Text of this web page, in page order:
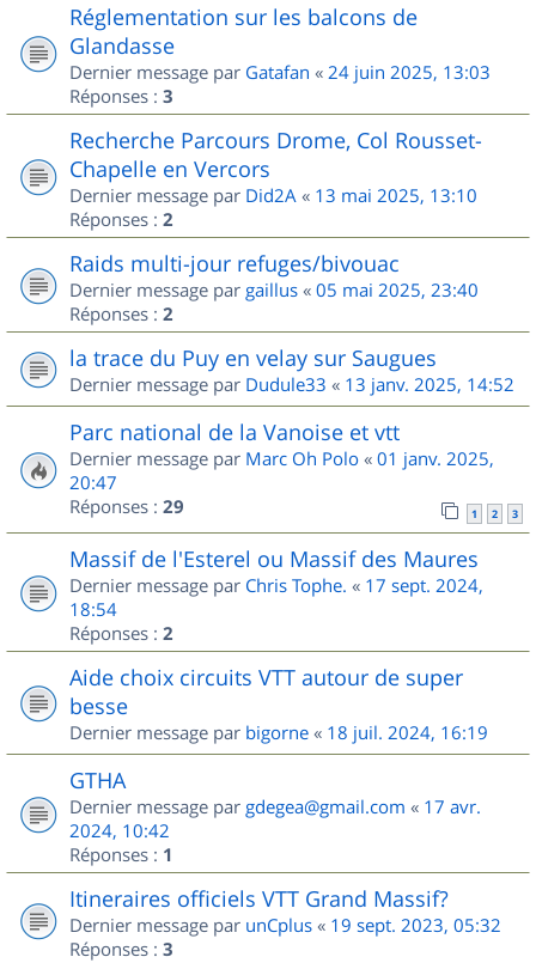
Réglementation sur les balcons de
Glandasse
Dernier message par Gatafan « 24 juin 2025, 13:03
Réponses : 3
Recherche Parcours Drome, Col Rousset-
Chapelle en Vercors
Dernier message par Did2A « 13 mai 2025, 13:10
Réponses : 2
Raids multi-jour refuges/bivouac
Dernier message par gaillus « 05 mai 2025, 23:40
Réponses : 2
la trace du Puy en velay sur Saugues
Dernier message par Dudule33 « 13 janv. 2025, 14:52
Parc national de la Vanoise et vtt
Dernier message par Marc Oh Polo « 01 janv. 2025,
20:47
Réponses : 29 1 2 3
Massif de l'Esterel ou Massif des Maures
Dernier message par Chris Tophe. « 17 sept. 2024,
18:54
Réponses : 2
Aide choix circuits VTT autour de super
besse
Dernier message par bigorne « 18 juil. 2024, 16:19
GTHA
Dernier message par gdegea@gmail.com « 17 avr.
2024, 10:42
Réponses : 1
Itineraires officiels VTT Grand Massif?
Dernier message par unCplus « 19 sept. 2023, 05:32
Réponses : 3